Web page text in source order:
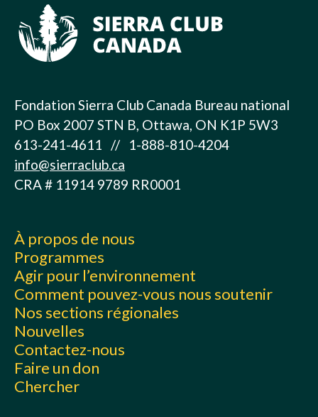
Fondation Sierra Club Canada Bureau national
PO Box 2007 STN B, Ottawa, ON K1P 5W3
613-241-4611 // 1-888-810-4204
info@sierraclub.ca
CRA # 11914 9789 RR0001
À propos de nous
Programmes
Agir pour l’environnement
Comment pouvez-vous nous soutenir
Nos sections régionales
Nouvelles
Contactez-nous
Faire un don
Chercher